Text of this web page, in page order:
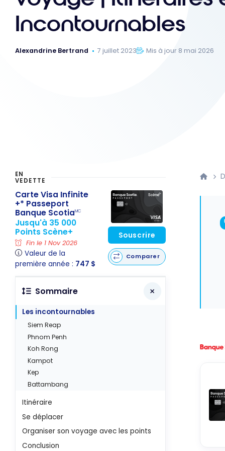
Incontournables
Alexandrine Bertrand 7 juillet 2023 Mis à jour 8 mai 2026
EN
VEDETTE
Carte Visa Infinite
+* Passeport
Banque ScotiaMC
Jusqu'à 35 000
Points Scène+
Fin le 1 Nov 2026
Valeur de la
première année : 747 $
Souscrire
Comparer
Sommaire
Les incontournables
Siem Reap
Phnom Penh
Koh Rong
Kampot
Kep
Battambang
Itinéraire
Se déplacer
Organiser son voyage avec les points
Conclusion